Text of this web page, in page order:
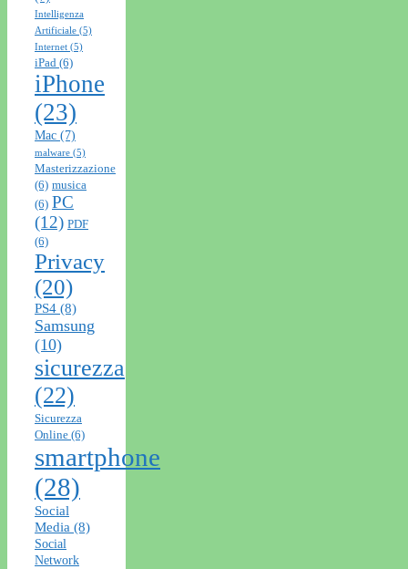
Intelligenza
Artificiale (5)
Internet (5)
iPad (6)
iPhone
(23)
Mac (7)
malware (5)
Masterizzazione
(6) musica
(6) PC
(12) PDF
(6)
Privacy
(20)
PS4 (8)
Samsung
(10)
sicurezza
(22)
Sicurezza
Online (6)
smartphone
(28)
Social
Media (8)
Social
Network